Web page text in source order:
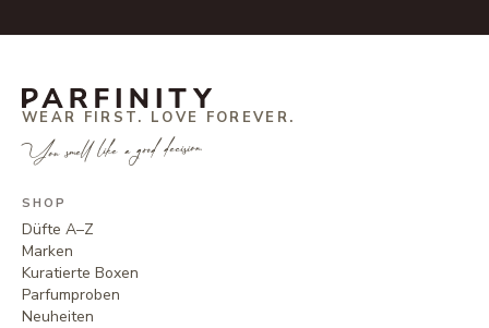
WEAR FIRST. LOVE FOREVER.
You smell like a good decision.
SHOP
Düfte A–Z
Marken
Kuratierte Boxen
Parfumproben
Neuheiten